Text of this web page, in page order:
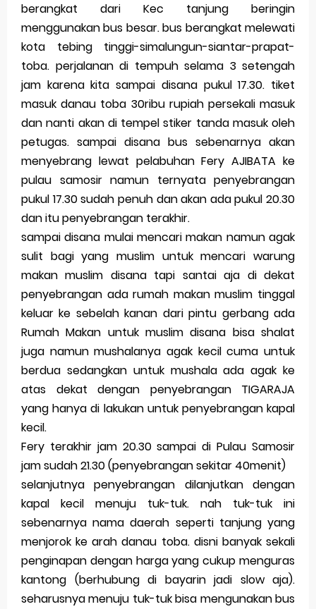
Review Vivo V70: Smartphone Stylish dengan
Performa Seimbang di Kelasnya
Merek Dagang dan Pertumbuhan Usaha
Merek Dagang dalam Strategi Bisnis
Merek Dagang dalam Perusahaan Besar
Merek Dagang dan Investasi
Dampak Merek Dagang pada Persaingan
Trademark as a Business Asset
Global Trademark Protection System
Brand Adaptation Across Different Countries
Vivo v70 series: mid-range rasa flagship dengan
kamera zeiss & baterai jumbo
Apple Watch Series 10 vs Samsung Galaxy Watch 7
Review Lengkap 2026
berangkat dari Kec tanjung beringin
menggunakan bus besar. bus berangkat melewati
kota tebing tinggi-simalungun-siantar-prapat-
toba. perjalanan di tempuh selama 3 setengah
jam karena kita sampai disana pukul 17.30. tiket
masuk danau toba 30ribu rupiah persekali masuk
dan nanti akan di tempel stiker tanda masuk oleh
petugas. sampai disana bus sebenarnya akan
menyebrang lewat pelabuhan Fery AJIBATA ke
pulau samosir namun ternyata penyebrangan
pukul 17.30 sudah penuh dan akan ada pukul 20.30
dan itu penyebrangan terakhir.
sampai disana mulai mencari makan namun agak
sulit bagi yang muslim untuk mencari warung
makan muslim disana tapi santai aja di dekat
penyebrangan ada rumah makan muslim tinggal
keluar ke sebelah kanan dari pintu gerbang ada
Rumah Makan untuk muslim disana bisa shalat
juga namun mushalanya agak kecil cuma untuk
berdua sedangkan untuk mushala ada agak ke
atas dekat dengan penyebrangan TIGARAJA
yang hanya di lakukan untuk penyebrangan kapal
kecil.
Fery terakhir jam 20.30 sampai di Pulau Samosir
jam sudah 21.30 (penyebrangan sekitar 40menit)
selanjutnya penyebrangan dilanjutkan dengan
kapal kecil menuju tuk-tuk. nah tuk-tuk ini
sebenarnya nama daerah seperti tanjung yang
menjorok ke arah danau toba. disni banyak sekali
penginapan dengan harga yang cukup menguras
kantong (berhubung di bayarin jadi slow aja).
seharusnya menuju tuk-tuk bisa mengunakan bus